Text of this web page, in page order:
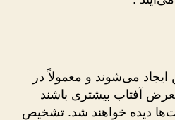
ایجاد می‌شوند و معمولاً در
آفتاب بیشتری باشند
دیده‌ خواهند شد. تشخیص